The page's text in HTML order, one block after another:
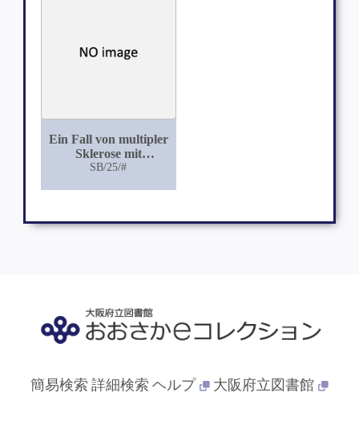
Ein Fall von multipler
Sklerose mit
paraplegischen
SB/25/#
簡易検索 詳細検索 ヘルプ 大阪府立図書館